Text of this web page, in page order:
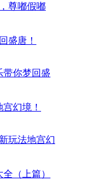
盛唐！
幻境！
（上篇）